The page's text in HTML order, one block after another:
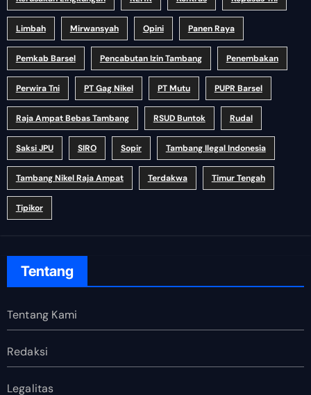
Limbah Mirwansyah Opini Panen Raya
Pemkab Barsel Pencabutan Izin Tambang Penembakan
Perwira Tni PT Gag Nikel PT Mutu PUPR Barsel
Raja Ampat Bebas Tambang RSUD Buntok Rudal
Saksi JPU SIRO Sopir Tambang Ilegal Indonesia
Tambang Nikel Raja Ampat Terdakwa Timur Tengah
Tipikor
Tentang
Tentang Kami
Redaksi
Legalitas